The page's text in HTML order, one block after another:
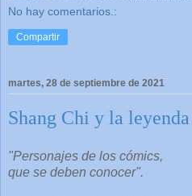
No hay comentarios.:
Compartir
martes, 28 de septiembre de 2021
Shang Chi y la
"Personajes de los cómics,
que se deben conocer".